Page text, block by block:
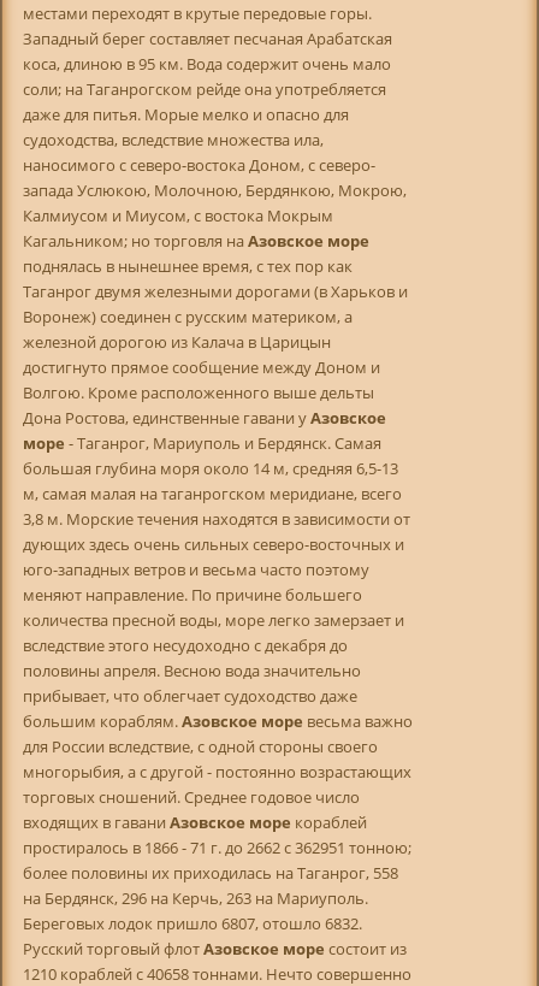
местами переходят в крутые передовые горы.
Западный берег составляет песчаная Арабатская
коса, длиною в 95 км. Вода содержит очень мало
соли; на Таганрогском рейде она употребляется
даже для питья. Морые мелко и опасно для
судоходства, вследствие множества ила,
наносимого с северо-востока Доном, с северо-
запада Услюкою, Молочною, Бердянкою, Мокрою,
Калмиусом и Миусом, с востока Мокрым
Кагальником; но торговля наАзовское море
поднялась в нынешнее время, с тех пор как
Таганрог двумя железными дорогами (в Харьков и
Воронеж) соединен с русским материком, а
железной дорогою из Калача в Царицын
достигнуто прямое сообщение между Доном и
Волгою. Кроме расположенного выше дельты
Дона Ростова, единственные гавани уАзовское
море - Таганрог, Мариуполь и Бердянск. Самая
большая глубина моря около 14 м, средняя 6,5-13
м, самая малая на таганрогском меридиане, всего
3,8 м. Морские течения находятся в зависимости от
дующих здесь очень сильных северо-восточных и
юго-западных ветров и весьма часто поэтому
меняют направление. По причине большего
количества пресной воды, море легко замерзает и
вследствие этого несудоходно с декабря до
половины апреля. Весною вода значительно
прибывает, что облегчает судоходство даже
большим кораблям.Азовское море весьма важно
для России вследствие, с одной стороны своего
многорыбия, а с другой - постоянно возрастающих
торговых сношений. Среднее годовое число
входящих в гавани Азовское море кораблей
простиралось в 1866 - 71 г. до 2662 с 362951 тонною;
более половины их приходилась на Таганрог, 558
на Бердянск, 296 на Керчь, 263 на Мариуполь.
Береговых лодок пришло 6807, отошло 6832.
Русский торговый флотАзовское море состоит из
1210 кораблей с 40658 тоннами. Нечто совершенно